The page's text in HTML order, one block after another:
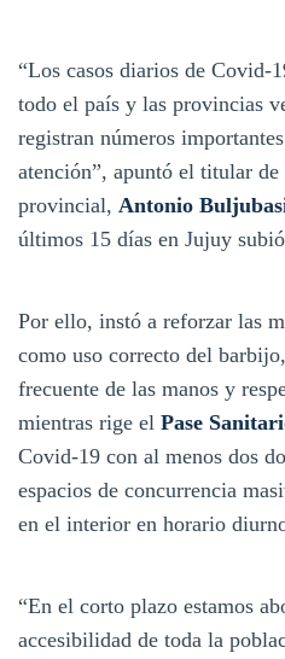
“Los casos diarios de Covid-
todo el país y las provincias
registran números
atención”, apuntó el titular de
provincial, Antonio
últimos 15 días en Jujuy
Por ello, instó a reforzar las
como uso correcto del
frecuente de las manos y
mientras rige el Pase
Covid-19 con al menos dos
espacios de concurrencia
en el interior en horario
“En el corto plazo estamos
accesibilidad de toda la